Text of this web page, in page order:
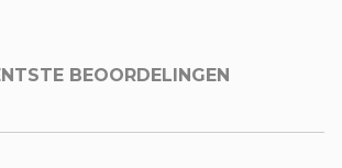
BEOORDELINGEN